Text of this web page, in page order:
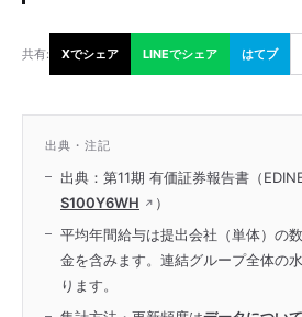
共有: Xでシェア LINEでシェア はてブ
出典・注記
出典：第11期 有価証券報告書（
S100Y6WH
）
平均年間給与は提出会社（単体）の
金を含みます。連結グループ全体の
ります。